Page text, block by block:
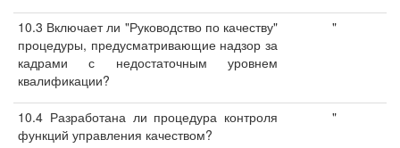
10.3 Включает ли "Руководство по качеству"
процедуры, предусматривающие надзор за
кадрами с недостаточным уровнем
квалификации?
"
10.4 Разработана ли процедура контроля
функций управления качеством?
"